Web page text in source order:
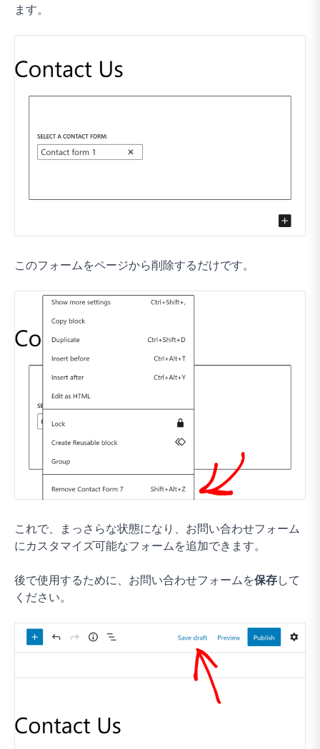
ます。
このフォームをページから削除するだけです。
これで、まっさらな状態になり、お問い合わせフォーム
にカスタマイズ可能なフォームを追加できます。
後で使用するために、お問い合わせフォームを保存して
ください。